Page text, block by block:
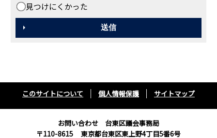
見つけにくかった
このサイトについて 個人情報保護 サイトマップ
お問い合わせ 台東区議会事務局
〒110-8615
東京都台東区東上野4丁目5番6号